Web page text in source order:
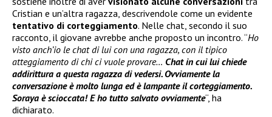
Cristian e un’altra ragazza, descrivendole come un evidente
tentativo di corteggiamento. Nelle chat, secondo il suo
racconto, il giovane avrebbe anche proposto un incontro. “Ho
visto anch’io le chat di lui con una ragazza, con il tipico
atteggiamento di chi ci vuole provare… Chat in cui lui chiede
addirittura a questa ragazza di vedersi. Ovviamente la
conversazione è molto lunga ed è lampante il corteggiamento.
Soraya è scioccata! E ho tutto salvato ovviamente“, ha
dichiarato.